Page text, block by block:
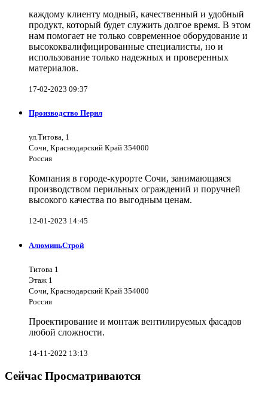
каждому клиенту модный, качественный и удобный
продукт, который будет служить долгое время. В этом
нам помогает не только современное оборудование и
высококвалифицированные специалисты, но и
использование только надежных и проверенных
материалов.
17-02-2023 09:37
Производство Перил
ул.Титова, 1
Сочи, Краснодарский Край 354000
Россия
Компания в городе-курорте Сочи, занимающаяся
производством перильных ограждений и поручней
высокого качества по выгодным ценам.
12-01-2023 14:45
АлюминьСтрой
Титова 1
Этаж 1
Сочи, Краснодарский Край 354000
Россия
Проектирование и монтаж вентилируемых фасадов
любой сложности.
14-11-2022 13:13
Сейчас Просматриваются